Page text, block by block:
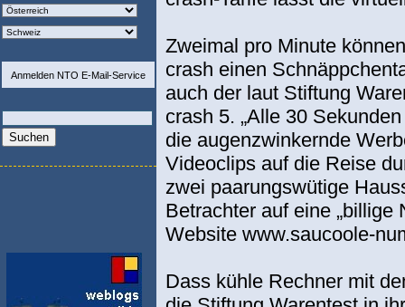
Anmelden NTO E-Mail-Service
Zweimal pro Minute
crash einen
auch der laut Stiftung
crash 5. „Alle 30
die augenzwinkernde
Videoclips auf die Reise
zwei paarungswütige
Betrachter auf eine „billige
Website www.saucoole-
Dass kühle Rechner mit